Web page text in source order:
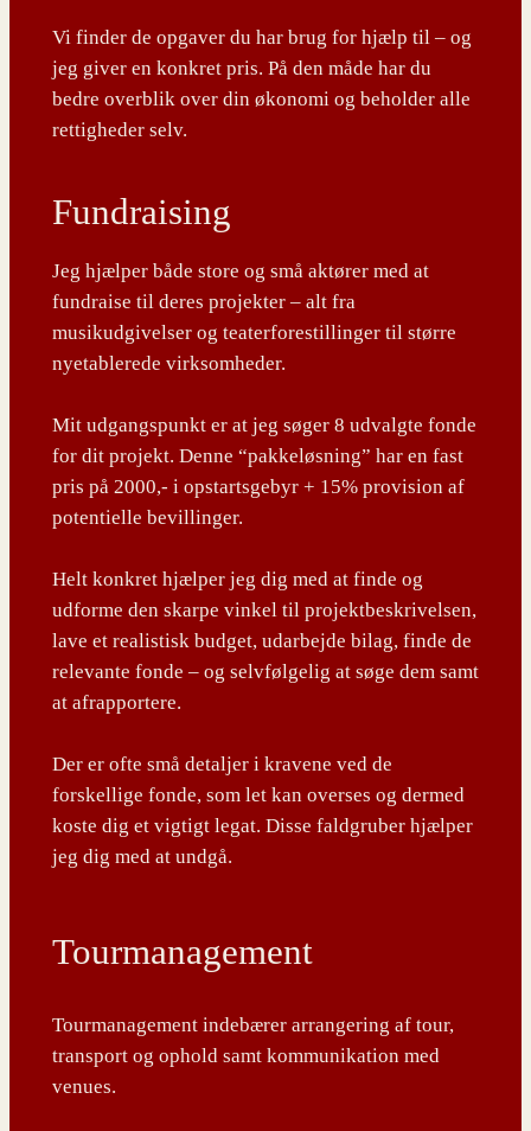
Vi finder de opgaver du har brug for hjælp til – og
jeg giver en konkret pris. På den måde har du
bedre overblik over din økonomi og beholder alle
rettigheder selv.
Fundraising
Jeg hjælper både store og små aktører med at
fundraise til deres projekter – alt fra
musikudgivelser og teaterforestillinger til større
nyetablerede virksomheder.
Mit udgangspunkt er at jeg søger 8 udvalgte fonde
for dit projekt. Denne “pakkeløsning” har en fast
pris på 2000,- i opstartsgebyr + 15% provision af
potentielle bevillinger.
Helt konkret hjælper jeg dig med at finde og
udforme den skarpe vinkel til projektbeskrivelsen,
lave et realistisk budget, udarbejde bilag, finde de
relevante fonde – og selvfølgelig at søge dem samt
at afrapportere.
Der er ofte små detaljer i kravene ved de
forskellige fonde, som let kan overses og dermed
koste dig et vigtigt legat. Disse faldgruber hjælper
jeg dig med at undgå.
Tourmanagement
Tourmanagement indebærer arrangering af tour,
transport og ophold samt kommunikation med
venues.